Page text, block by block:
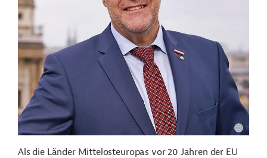
Als die Länder Mittelosteuropas vor 20 Jahren der EU